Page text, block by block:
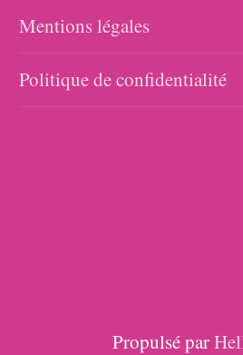
Mentions légales
Politique de confidentialité
Propulsé par